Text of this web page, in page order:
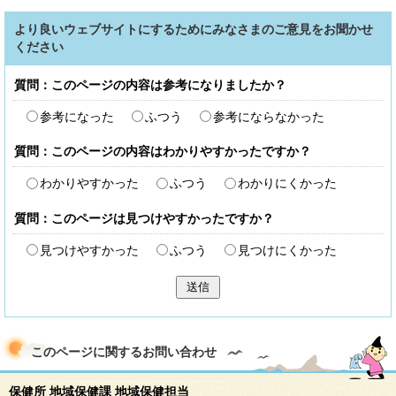
より良いウェブサイトにするためにみなさまのご意見をお聞かせ
ください
質問：このページの内容は参考になりましたか？
参考になった ふつう 参考にならなかった
質問：このページの内容はわかりやすかったですか？
わかりやすかった ふつう わかりにくかった
質問：このページは見つけやすかったですか？
見つけやすかった ふつう 見つけにくかった
送信
このページに関するお問い合わせ
保健所 地域保健課 地域保健担当